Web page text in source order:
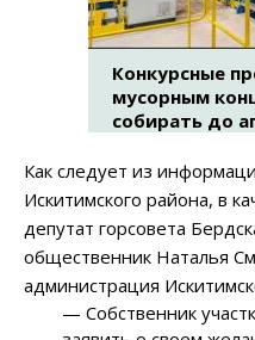
Конкурсные
мусорным
собирать до
Как следует из
Искитимского района, в
депутат горсовета
общественник Наталья
администрация
— Собственник